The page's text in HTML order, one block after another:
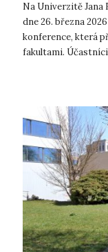
Na Univerzitě Jana
dne 26. března
konference, která
fakultami.